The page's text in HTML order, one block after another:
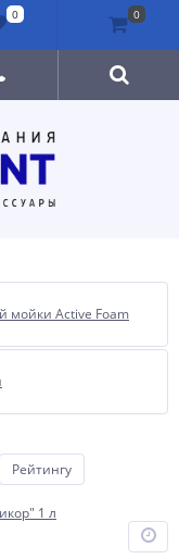
мойки Active Foam
Рейтингу
1 л
0 0